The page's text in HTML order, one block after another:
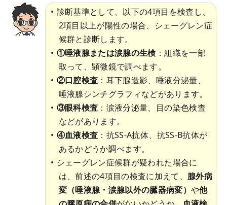
診断基準として、以下の4項目を検査し、
2項目以上が陽性の場合、シェーグレン症
候群と診断します。
①唾液腺または涙腺の生検 ：組織を一部
取って、顕微鏡で調べます。
②口腔検査 ：耳下腺造影、唾液分泌量、
唾液腺シンチグラフィなどがあります。
③眼科検査 ：涙液分泌量、目の染色検査
などがあります。
④血液検査 ：抗SS-A抗体、抗SS-B抗体が
あるかどうか調べます。
シェーグレン症候群が疑われた場合に
は、前述の4項目の検査に加えて、 腺外病
変（唾液腺・涙腺以外の臓器病変）や他